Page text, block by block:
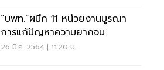
“บพท.”ผนึก 11 หน่วยงานบูรณา
การแก้ปัญหาความยากจน
26 มี.ค. 2564 | 11:20 น.